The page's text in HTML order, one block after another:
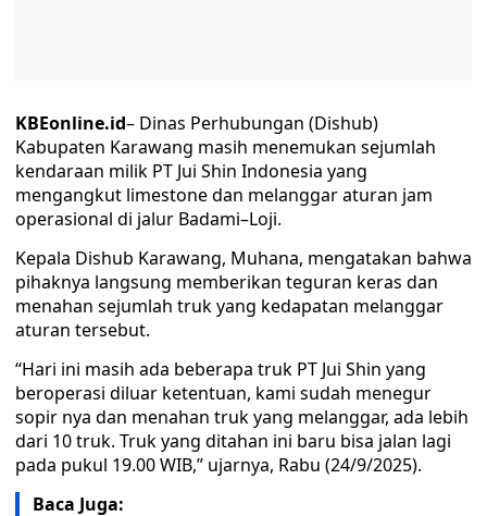
KBEonline.id– Dinas Perhubungan (Dishub)
Kabupaten Karawang masih menemukan sejumlah
kendaraan milik PT Jui Shin Indonesia yang
mengangkut limestone dan melanggar aturan jam
operasional di jalur Badami–Loji.
Kepala Dishub Karawang, Muhana, mengatakan bahwa
pihaknya langsung memberikan teguran keras dan
menahan sejumlah truk yang kedapatan melanggar
aturan tersebut.
“Hari ini masih ada beberapa truk PT Jui Shin yang
beroperasi diluar ketentuan, kami sudah menegur
sopir nya dan menahan truk yang melanggar, ada lebih
dari 10 truk. Truk yang ditahan ini baru bisa jalan lagi
pada pukul 19.00 WIB,” ujarnya, Rabu (24/9/2025).
Baca Juga: